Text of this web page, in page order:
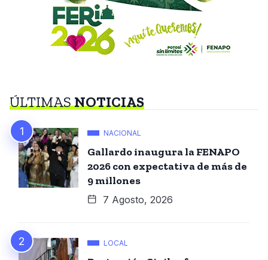
ÚLTIMASNOTICIAS
NACIONAL
Gallardo inaugura la FENAPO
2026 con expectativa de más de
9 millones
7 Agosto, 2026
LOCAL